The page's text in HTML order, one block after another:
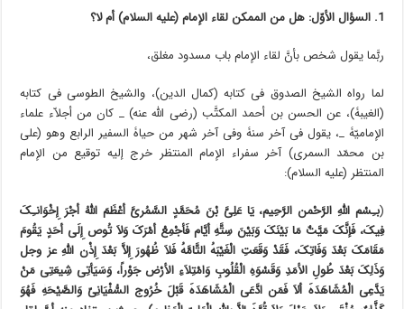
1. السؤال الأوّل: هل من الممکن لقاء الإمام (علیه السلام) أم لا؟
ربَّما یقول شخص بأنَّ لقاء الإمام باب مسدود مغلق،
لما رواه الشیخ الصدوق فی کتابه (کمال الدین)، والشیخ الطوسی فی کتابه
(الغیبۀ)، عن الحسن بن أحمد المکتَّب (رضی الله عنه) _ کان من أجلاّء علماء
الإمامیّۀ _، یقول فی آخر سنۀ وفی آخر شهر من حیاۀ السفیر الرابع وهو (علی
بن محمّد السمری) آخر سفراء الإمام المنتظر خرج إلیه توقیع من الإمام
المنتظر (علیه السلام):
(بـِسْم اللهِ الرَّحْمن الرَّحِیم، یَا عَلِیَّ بْنَ مُحَمَّدٍ السَّمُریَّ أعْظَمَ اللهُ أجْرَ إِخْوَانـِکَ
فِیکَ، فَإنَّکَ مَیَّتٌ مَا بَیْنَکَ وَبَیْنَ سِتَّۀِ أیَّام فَأجْمِعْ أمْرَکَ وَلاَ تُوص إِلَى أحَدٍ یَقُومَ
مَقَامَکَ بَعْدَ وَفَاتِکَ، فَقَدْ وَقَعَتِ الْغَیْبَۀُ التَّامَّۀُ فَلاَ ظُهُورَ إِلاَّ بَعْدَ إِذْن اللهِ عز وجل
وَذَلِکَ بَعْدَ طُولِ الأمَدِ وَقَسْوَۀِ الْقُلُوبِ وَامْتِلاَءِ الأرْض جَوْراً، وَسَیَأتِی شِیعَتِی مَنْ
یَدَّعِی الْمُشَاهَدَۀَ ألاَ فَمَن ادَّعَى الْمُشَاهَدَۀَ قَبْلَ خُرُوج السُّفْیَانِیّ وَالصَّیْحَۀِ فَهُوَ